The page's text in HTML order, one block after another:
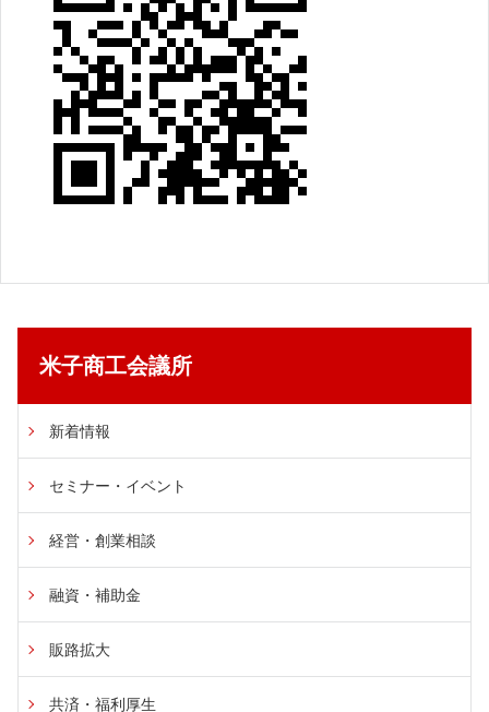
職員採用
米子商工会議所
新着情報
セミナー・イベント
経営・創業相談
融資・補助金
販路拡大
共済・福利厚生